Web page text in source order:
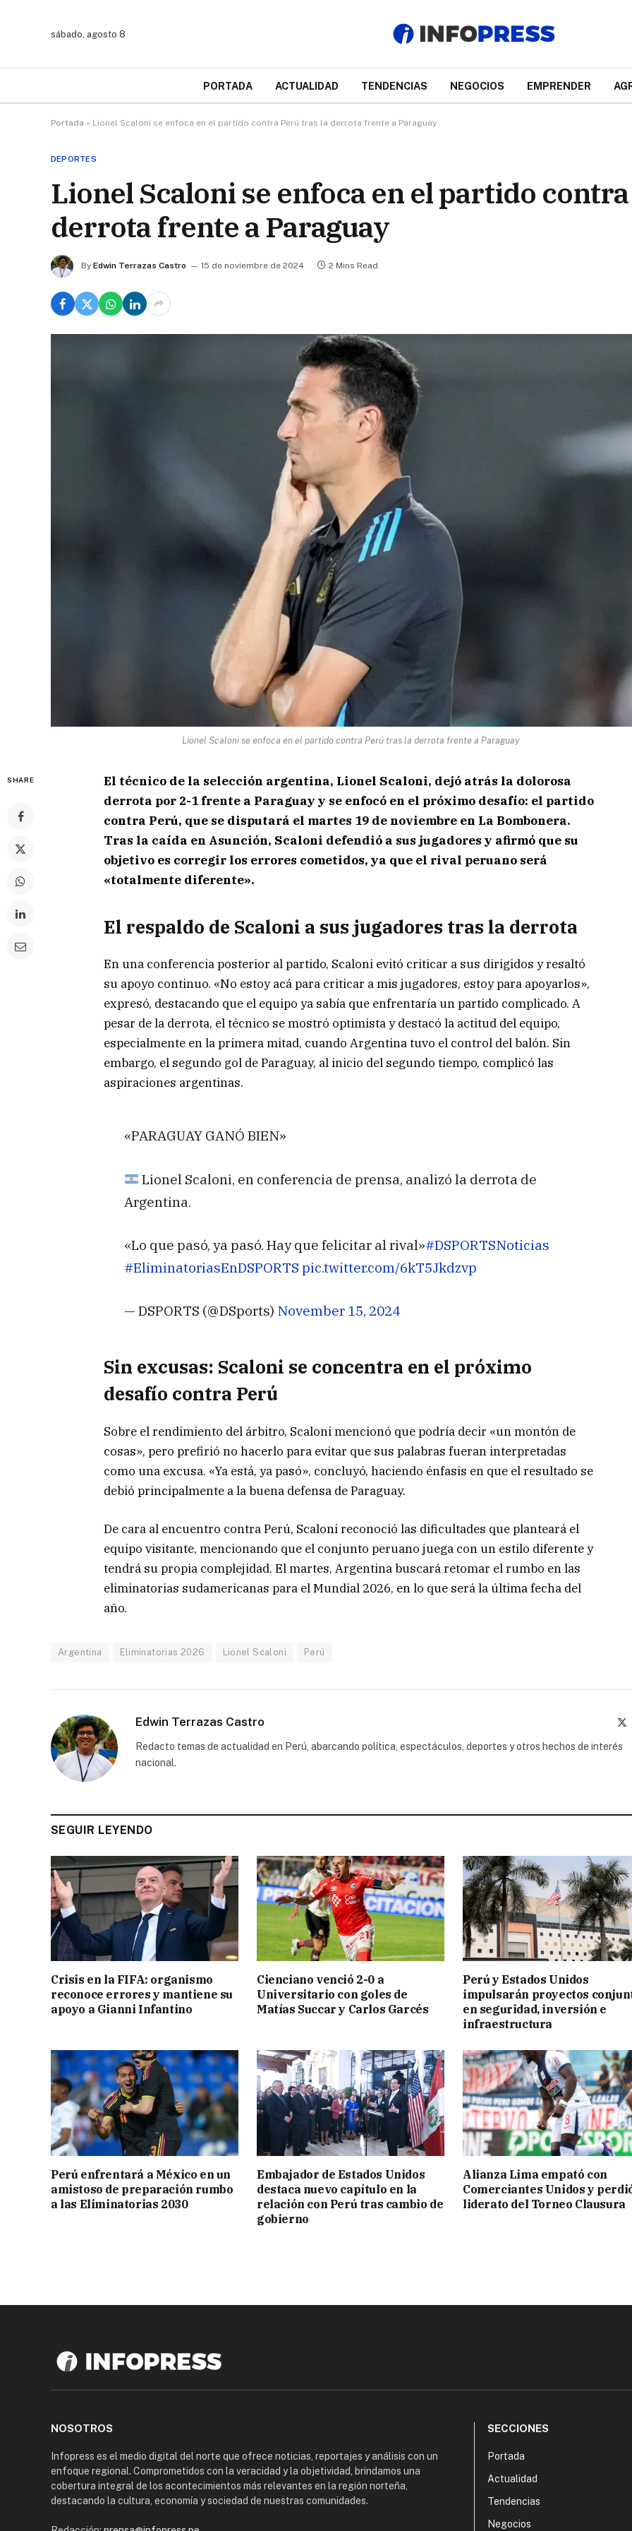
sábado, agosto 8
PORTADA ACTUALIDAD TENDENCIAS NEGOCIOS EMPRENDER
Portada » Lionel Scaloni se enfoca en el partido contra Perú tras la derrota frente a Paraguay
DEPORTES
Lionel Scaloni se enfoca en el partido
derrota frente a Paraguay
By Edwin Terrazas Castro 15 de noviembre de 2024 2 Mins Read
Lionel Scaloni se enfoca en el partido contra Perú tras la derrota frente a Paraguay
SHARE
El técnico de la selección argentina, Lionel Scaloni, dejó atrás la dolorosa
derrota por 2-1 frente a Paraguay y se enfocó en el próximo desafío: el partido
contra Perú, que se disputará el martes 19 de noviembre en La Bombonera.
Tras la caída en Asunción, Scaloni defendió a sus jugadores y afirmó que su
objetivo es corregir los errores cometidos, ya que el rival peruano será
«totalmente diferente».
El respaldo de Scaloni a sus jugadores tras la derrota
En una conferencia posterior al partido, Scaloni evitó criticar a sus dirigidos y resaltó
su apoyo continuo. «No estoy acá para criticar a mis jugadores, estoy para apoyarlos»,
expresó, destacando que el equipo ya sabía que enfrentaría un partido complicado. A
pesar de la derrota, el técnico se mostró optimista y destacó la actitud del equipo,
especialmente en la primera mitad, cuando Argentina tuvo el control del balón. Sin
embargo, el segundo gol de Paraguay, al inicio del segundo tiempo, complicó las
aspiraciones argentinas.
«PARAGUAY GANÓ BIEN»
Lionel Scaloni, en conferencia de prensa, analizó la derrota de
Argentina.
«Lo que pasó, ya pasó. Hay que felicitar al rival»#DSPORTSNoticias
#EliminatoriasEnDSPORTS pic.twitter.com/6kT5Jkdzvp
— DSPORTS (@DSports) November 15, 2024
Sin excusas: Scaloni se concentra en el próximo
desafío contra Perú
Sobre el rendimiento del árbitro, Scaloni mencionó que podría decir «un montón de
cosas», pero prefirió no hacerlo para evitar que sus palabras fueran interpretadas
como una excusa. «Ya está, ya pasó», concluyó, haciendo énfasis en que el resultado se
debió principalmente a la buena defensa de Paraguay.
De cara al encuentro contra Perú, Scaloni reconoció las dificultades que planteará el
equipo visitante, mencionando que el conjunto peruano juega con un estilo diferente y
tendrá su propia complejidad. El martes, Argentina buscará retomar el rumbo en las
eliminatorias sudamericanas para el Mundial 2026, en lo que será la última fecha del
año.
Argentina Eliminatorias 2026 Lionel Scaloni Perú
Edwin Terrazas Castro
Redacto temas de actualidad en Perú, abarcando política, espectáculos, deportes y otros hechos de interés
nacional.
SEGUIR LEYENDO
Crisis en la FIFA: organismo
reconoce errores y mantiene su
apoyo a Gianni Infantino
Cienciano venció 2-0 a
Universitario con goles de
Matías Succar y Carlos Garcés
Perú y Estados Unidos
impulsarán proyectos
en seguridad, inversión e
infraestructura
Perú enfrentará a México en un
amistoso de preparación rumbo
a las Eliminatorias 2030
Embajador de Estados Unidos
destaca nuevo capítulo en la
relación con Perú tras cambio de
gobierno
Alianza Lima empató con
Comerciantes Unidos y
liderato del Torneo Clausura
NOSOTROS
Infopress es el medio digital del norte que ofrece noticias, reportajes y análisis con un
enfoque regional. Comprometidos con la veracidad y la objetividad, brindamos una
cobertura integral de los acontecimientos más relevantes en la región norteña,
destacando la cultura, economía y sociedad de nuestras comunidades.
SECCIONES
Portada
Actualidad
Tendencias
Negocios